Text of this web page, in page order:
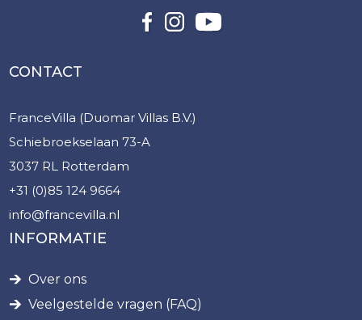
CONTACT
FranceVilla (Duomar Villas B.V.)
Schiebroekselaan 73-A
3037 RL Rotterdam
+31 (0)85 124 9664
info@francevilla.nl
INFORMATIE
Over ons
Veelgestelde vragen (FAQ)